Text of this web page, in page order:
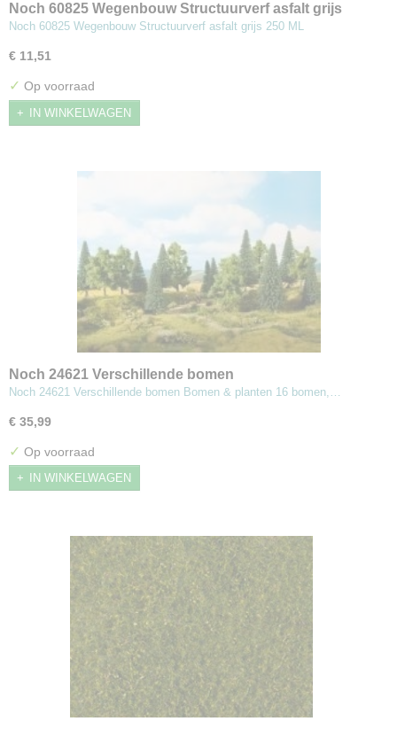
Noch 60825 Wegenbouw Structuurverf asfalt grijs
Noch 60825 Wegenbouw Structuurverf asfalt grijs 250 ML
€ 11,51
✓ Op voorraad
IN WINKELWAGEN
Noch 24621 Verschillende bomen
Noch 24621 Verschillende bomen Bomen & planten 16 bomen,…
€ 35,99
✓ Op voorraad
IN WINKELWAGEN